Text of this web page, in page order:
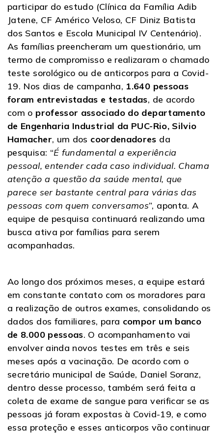
participar do estudo (Clínica da Família Adib
Jatene, CF Américo Veloso, CF Diniz Batista
dos Santos e Escola Municipal IV Centenário).
As famílias preencheram um questionário, um
termo de compromisso e realizaram o chamado
teste sorológico ou de anticorpos para a Covid-
19. Nos dias de campanha, 1.640 pessoas
foram entrevistadas e testadas, de acordo
com o professor associado do departamento
de Engenharia Industrial da PUC-Rio, Silvio
Hamacher, um dos coordenadores da
pesquisa: “É fundamental a experiência
pessoal, entender cada caso individual. Chama
atenção a questão da saúde mental, que
parece ser bastante central para várias das
pessoas com quem conversamos”, aponta. A
equipe de pesquisa continuará realizando uma
busca ativa por famílias para serem
acompanhadas.
Ao longo dos próximos meses, a equipe estará
em constante contato com os moradores para
a realização de outros exames, consolidando os
dados dos familiares, para compor um banco
de 8.000 pessoas. O acompanhamento vai
envolver ainda novos testes em três e seis
meses após a vacinação. De acordo com o
secretário municipal de Saúde, Daniel Soranz,
dentro desse processo, também será feita a
coleta de exame de sangue para verificar se as
pessoas já foram expostas à Covid-19, e como
essa proteção e esses anticorpos vão continuar